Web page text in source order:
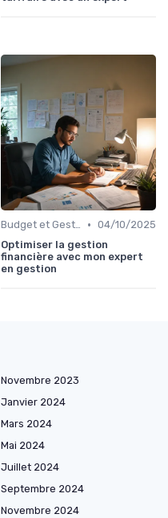
Budget et Gestion des Finances Personnelles • 04/10/2025
Optimiser la gestion
financière avec mon expert
en gestion
Novembre 2023
Janvier 2024
Mars 2024
Mai 2024
Juillet 2024
Septembre 2024
Novembre 2024